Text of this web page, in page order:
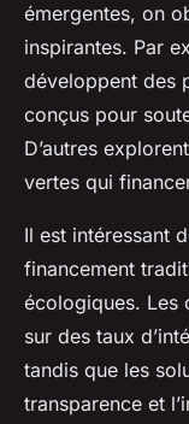
émergentes, on
inspirantes. Par
développent des
conçus pour
D’autres
vertes qui
Il est intéressant
financement
écologiques. Les
sur des taux
tandis que les
transparence et